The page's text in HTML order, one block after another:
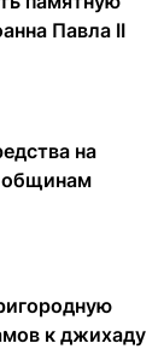
Павла II
на
общинам
к джихаду